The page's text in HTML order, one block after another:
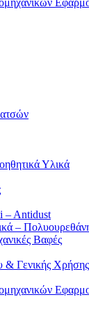
Υλικά
– Antidust
–
Βαφές
& Γενικής Χρήσης